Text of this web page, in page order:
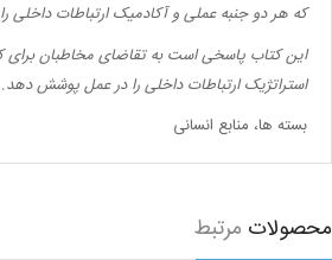
که هر دو جنبه عملی و آکادمیک ارتباطات داخلی
این کتاب پاسخی است به تقاضای مخاطبان برای
استراتژیک ارتباطات داخلی را در عمل پوشش دهد.
بسته ها، منابع انسانی
مرتبط